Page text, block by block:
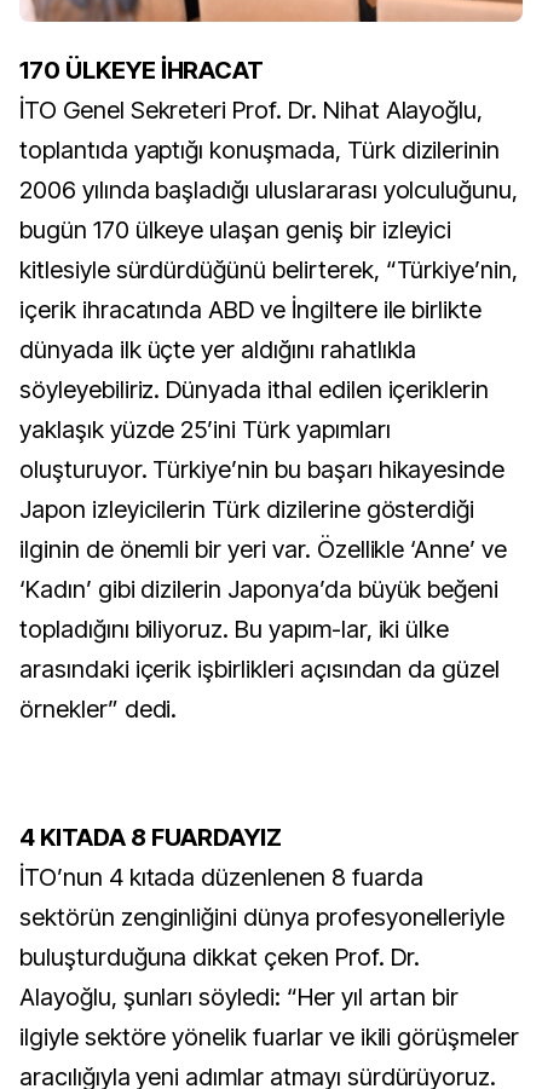
170 ÜLKEYE İHRACAT
İTO Genel Sekreteri Prof. Dr. Nihat Alayoğlu,
toplantıda yaptığı konuşmada, Türk dizilerinin
2006 yılında başladığı uluslararası yolculuğunu,
bugün 170 ülkeye ulaşan geniş bir izleyici
kitlesiyle sürdürdüğünü belirterek, “Türkiye’nin,
içerik ihracatında ABD ve İngiltere ile birlikte
dünyada ilk üçte yer aldığını rahatlıkla
söyleyebiliriz. Dünyada ithal edilen içeriklerin
yaklaşık yüzde 25’ini Türk yapımları
oluşturuyor. Türkiye’nin bu başarı hikayesinde
Japon izleyicilerin Türk dizilerine gösterdiği
ilginin de önemli bir yeri var. Özellikle ‘Anne’ ve
‘Kadın’ gibi dizilerin Japonya’da büyük beğeni
topladığını biliyoruz. Bu yapım-lar, iki ülke
arasındaki içerik işbirlikleri açısından da güzel
örnekler” dedi.
4 KITADA 8 FUARDAYIZ
İTO’nun 4 kıtada düzenlenen 8 fuarda
sektörün zenginliğini dünya profesyonelleriyle
buluşturduğuna dikkat çeken Prof. Dr.
Alayoğlu, şunları söyledi: “Her yıl artan bir
ilgiyle sektöre yönelik fuarlar ve ikili görüşmeler
aracılığıyla yeni adımlar atmayı sürdürüyoruz.